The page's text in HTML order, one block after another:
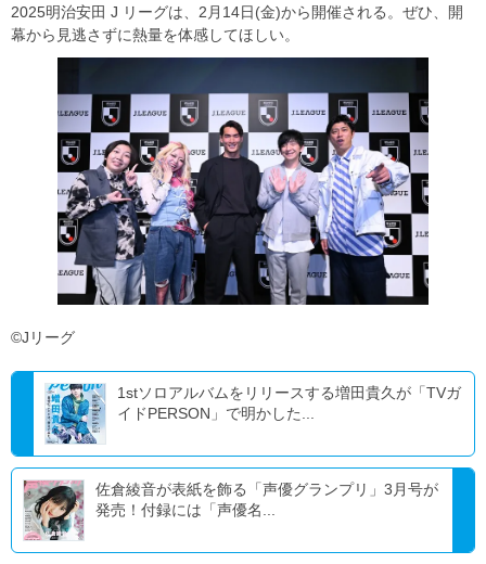
2025明治安田 J リーグは、2月14日(金)から開催される。ぜひ、開
幕から見逃さずに熱量を体感してほしい。
©Jリーグ
1stソロアルバムをリリースする増田貴久が「TVガ
イドPERSON」で明かした...
佐倉綾音が表紙を飾る「声優グランプリ」3月号が
発売！付録には「声優名...